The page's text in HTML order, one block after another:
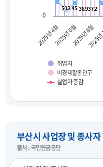
50.3
50.345
45 38.9
38.937.2
37.2
취업자
비경제활동인구
실업자 증감
2025년 4월2025년 6월2025년 8월
2025
0
부산시 사업장 및 종사자
출처 : 국민연금공단